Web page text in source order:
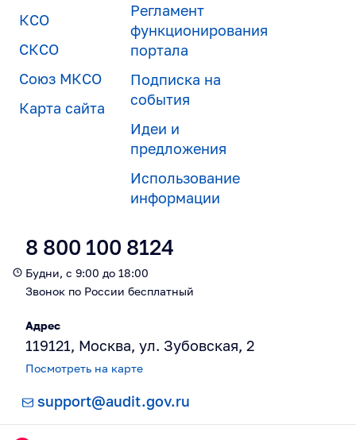
КСО
СКСО
Союз МКСО
Карта сайта
Регламент
функционирования
портала
Подписка на
события
Идеи и
предложения
Использование
информации
8 800 100 8124
Будни, с 9:00 до 18:00
Звонок по России бесплатный
Адрес
119121, Москва, ул. Зубовская, 2
Посмотреть на карте
support@audit.gov.ru